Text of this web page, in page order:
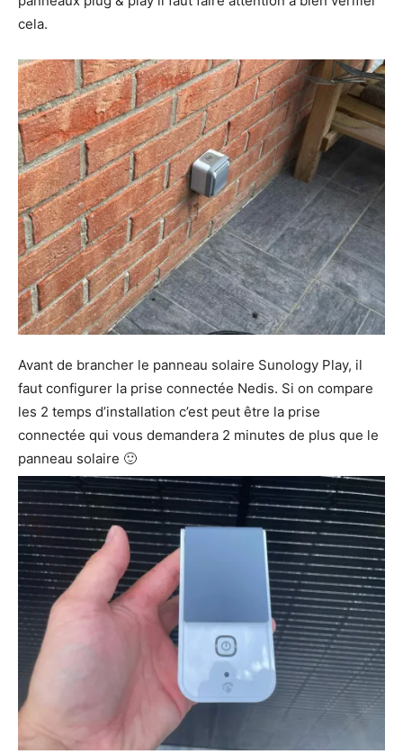
cela.
Avant de brancher le panneau solaire Sunology Play, il
faut configurer la prise connectée Nedis. Si on compare
les 2 temps d’installation c’est peut être la prise
connectée qui vous demandera 2 minutes de plus que le
panneau solaire 🙂